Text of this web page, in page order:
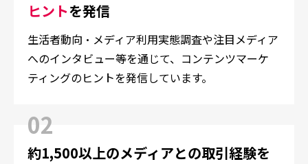
ヒントを発信
生活者動向・メディア利用実態調査や注目メディア
へのインタビュー等を通じて、コンテンツマーケ
ティングのヒントを発信しています。
02
約1,500以上のメディアとの取引経験を